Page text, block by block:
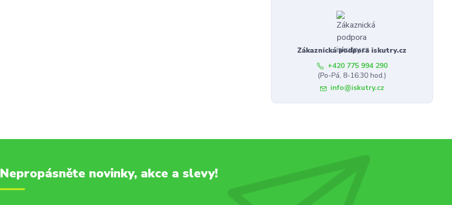
Zákaznická podpora iskutry.cz
+420 775 994 290
(Po-Pá, 8-16:30 hod.)
info@iskutry.cz
Nepropásněte novinky, akce a slevy!